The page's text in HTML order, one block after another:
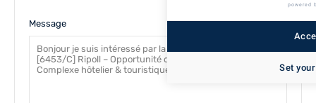
Message
powered
Set